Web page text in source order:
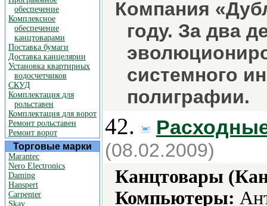
обеспечение
Комплексное
обеспечение
канцтоварами
Поставка бумаги
Доставка канцелярии
Установка квартирных
водосчетчиков
СКУД
Комплектация для
рольставен
Комплектация для ворот
Ремонт рольставен
Ремонт ворот
Торговые марки
Marantec
Nero Electronics
Daming
Hanspert
Carpenter
Skay
Компания
году. За два
системного
полиграфии.
42.
(08.02.2009)
Канцтовары
Компьютеры: